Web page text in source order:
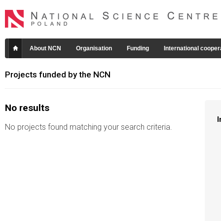
About NCN Organisation Funding International
Projects funded by the NCN
No results
No projects found matching your search criteria.